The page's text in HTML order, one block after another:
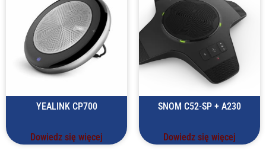
YEALINK CP700
Dowiedz się więcej
SNOM C52-SP + A230
Dowiedz się więcej